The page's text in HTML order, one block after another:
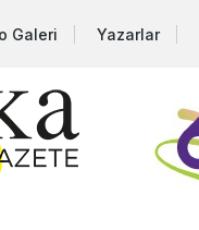
Galeri Yazarlar